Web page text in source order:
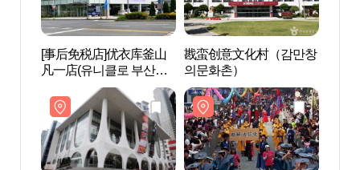
[事后免税店]优衣库釜山
凡一店(유니클로 부산범
戡蛮创意文化村（감만창
의문화촌）